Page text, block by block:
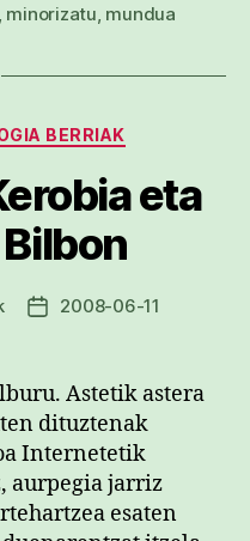
, minorizatu, mundua
BERRIAK
eta
Argitalpenaren
2008-06-11
Astetik astera
dituztenak
Internetetik
aurpegia jarriz
esaten